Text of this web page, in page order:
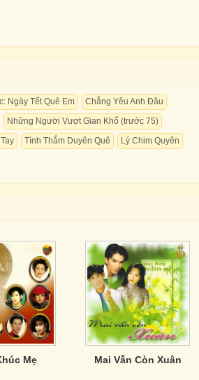
Ngày Tết Quê Em
Chẳng Yêu Anh Đâu
Những Người Vượt Gian Khổ (trước 75)
Tình Thắm Duyên Quê
Lý Chim Quyên
Mẹ Mai Vẫn Còn Xuân